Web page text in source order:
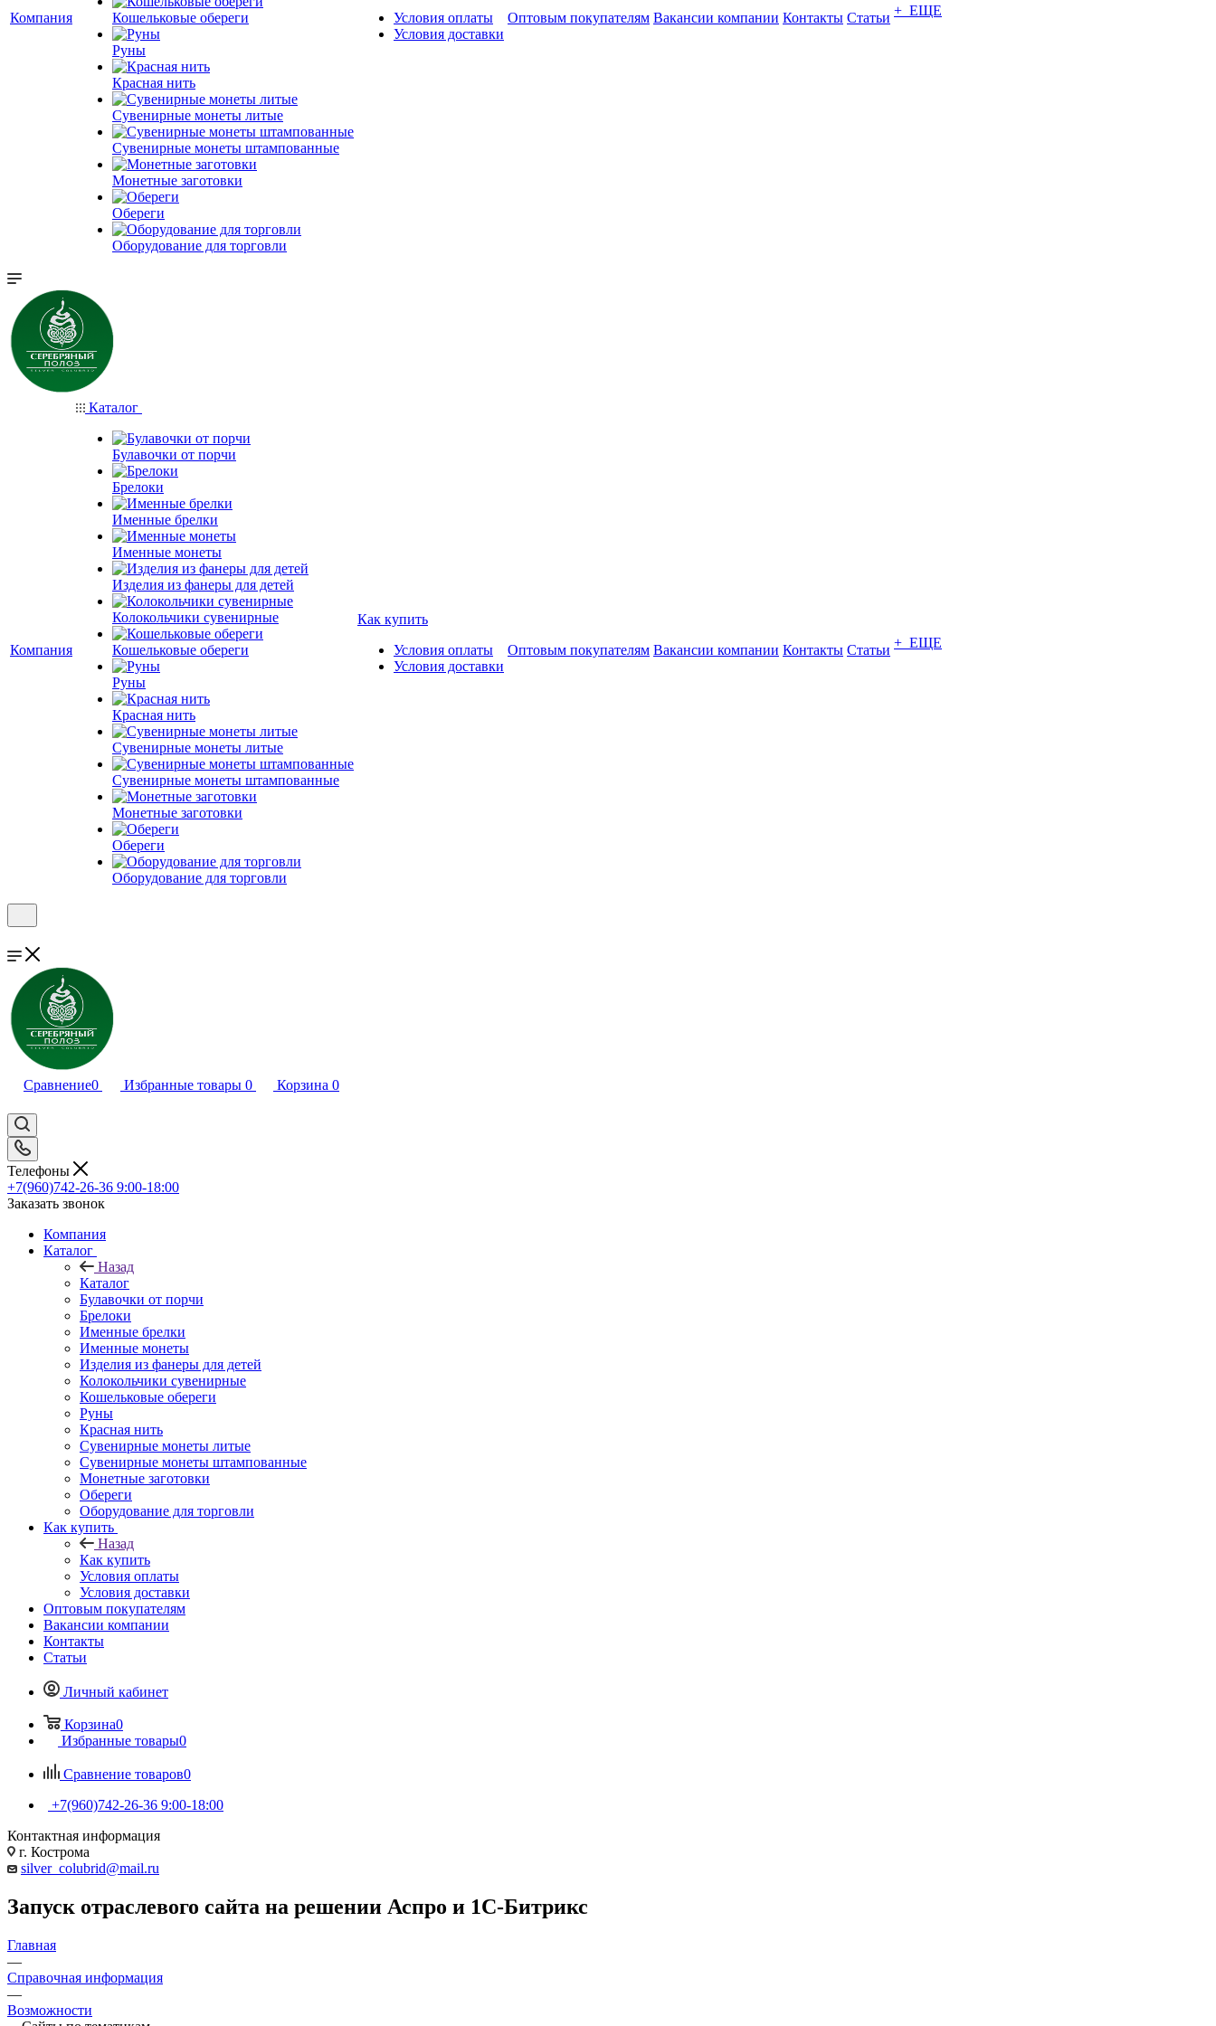
Компания Кошельковые обереги
Руны
Красная нить
Сувенирные монеты литые
Сувенирные монеты штампованные
Монетные заготовки
Обереги
Оборудование для торговли
Условия оплаты
Условия доставки
Оптовым покупателям Вакансии компании Контакты Статьи + ЕЩЕ
Компания
Каталог
Булавочки от порчи
Брелоки
Именные брелки
Именные монеты
Изделия из фанеры для детей
Колокольчики сувенирные
Кошельковые обереги
Руны
Красная нить
Сувенирные монеты литые
Сувенирные монеты штампованные
Монетные заготовки
Обереги
Оборудование для торговли
Как купить
Условия оплаты
Условия доставки
Оптовым покупателям Вакансии компании Контакты Статьи + ЕЩЕ
Сравнение0 Избранные товары 0 Корзина 0
Телефоны
+7(960)742-26-36 9:00-18:00
Заказать звонок
Компания
Каталог
Назад
Каталог
Булавочки от порчи
Брелоки
Именные брелки
Именные монеты
Изделия из фанеры для детей
Колокольчики сувенирные
Кошельковые обереги
Руны
Красная нить
Сувенирные монеты литые
Сувенирные монеты штампованные
Монетные заготовки
Обереги
Оборудование для торговли
Как купить
Назад
Как купить
Условия оплаты
Условия доставки
Оптовым покупателям
Вакансии компании
Контакты
Статьи
Личный кабинет
Корзина0
Избранные товары0
Сравнение товаров0
+7(960)742-26-36 9:00-18:00
Контактная информация
г. Кострома
silver_colubrid@mail.ru
Запуск отраслевого сайта на решении Аспро и 1С-Битрикс
Главная
—
Справочная информация
—
Возможности